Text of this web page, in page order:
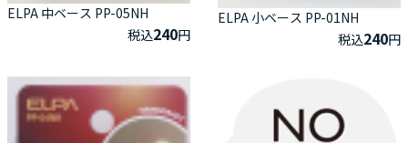
ELPA 中ベース PP-05NH
税込240円
ELPA 小ベース PP-01NH
税込240円